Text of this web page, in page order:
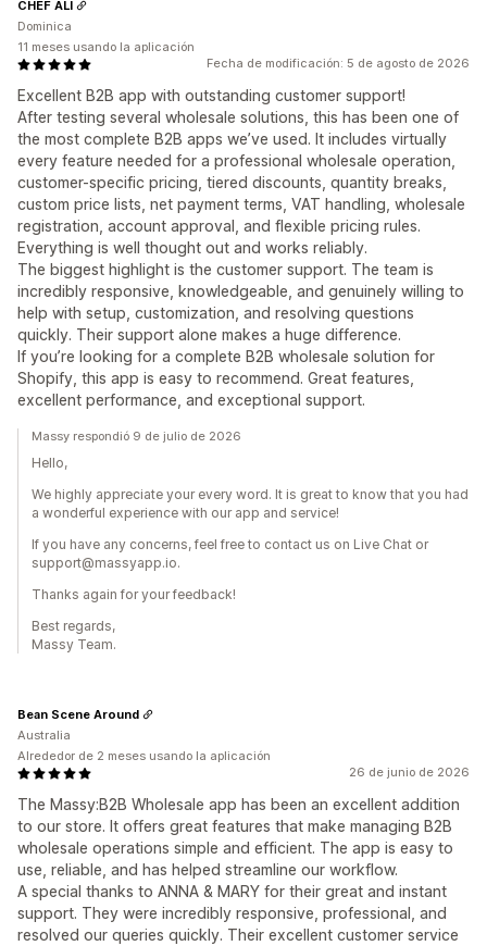
Fecha de modificación: 5 de agosto de 2026
Excellent B2B app with outstanding customer support!
After testing several wholesale solutions, this has been one of
the most complete B2B apps we’ve used. It includes virtually
every feature needed for a professional wholesale operation,
customer-specific pricing, tiered discounts, quantity breaks,
custom price lists, net payment terms, VAT handling, wholesale
registration, account approval, and flexible pricing rules.
Everything is well thought out and works reliably.
The biggest highlight is the customer support. The team is
incredibly responsive, knowledgeable, and genuinely willing to
help with setup, customization, and resolving questions
quickly. Their support alone makes a huge difference.
If you’re looking for a complete B2B wholesale solution for
Shopify, this app is easy to recommend. Great features,
excellent performance, and exceptional support.
CHEF ALI
Dominica
11 meses usando la aplicación
Massy respondió 9 de julio de 2026
Hello,
We highly appreciate your every word. It is great to know that you had
a wonderful experience with our app and service!
If you have any concerns, feel free to contact us on Live Chat or
support@massyapp.io.
Thanks again for your feedback!
Best regards,
Massy Team.
26 de junio de 2026
The Massy:B2B Wholesale app has been an excellent addition
to our store. It offers great features that make managing B2B
wholesale operations simple and efficient. The app is easy to
use, reliable, and has helped streamline our workflow.
A special thanks to ANNA & MARY for their great and instant
support. They were incredibly responsive, professional, and
resolved our queries quickly. Their excellent customer service
Bean Scene Around
Australia
Alrededor de 2 meses usando la aplicación